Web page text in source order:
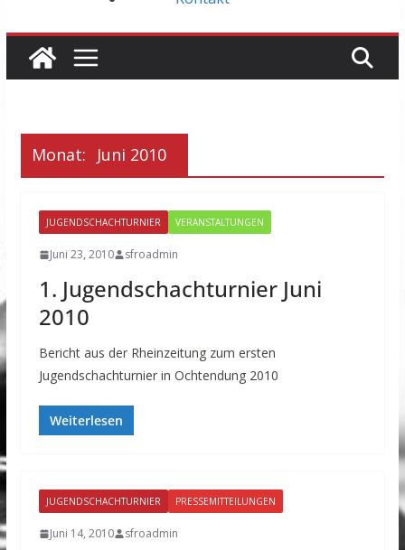
Monat: Juni 2010
JUGENDSCHACHTURNIER VERANSTALTUNGEN
Juni 23, 2010 sfroadmin
1. Jugendschachturnier Juni
2010
Bericht aus der Rheinzeitung zum ersten
Jugendschachturnier in Ochtendung 2010
Weiterlesen
JUGENDSCHACHTURNIER PRESSEMITTEILUNGEN
Juni 14, 2010 sfroadmin